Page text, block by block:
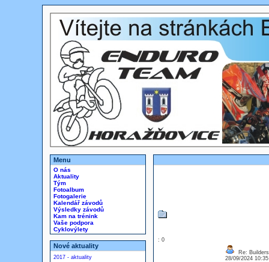
Menu
O nás
Aktuality
Tým
Fotoalbum
Fotogalerie
Kalendář závodů
Výsledky závodů
Kam na trénink
Vaše podpora
Cyklovýlety
Nové aktuality
2017 - aktuality
: 0
Re:
28/09/2024